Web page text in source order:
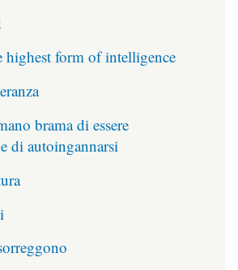
highest form of intelligence
brama di essere
di autoingannarsi